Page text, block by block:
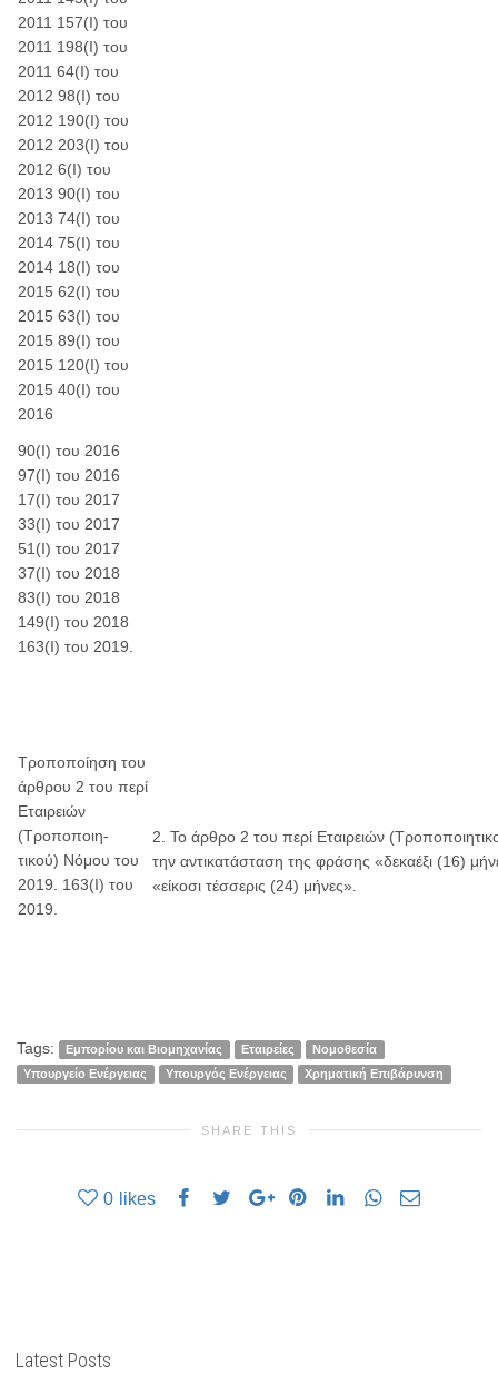
2011 157(Ι) του
2011 198(Ι) του
2011 64(Ι) του
2012 98(Ι) του
2012 190(Ι) του
2012 203(Ι) του
2012 6(Ι) του
2013 90(Ι) του
2013 74(Ι) του
2014 75(Ι) του
2014 18(Ι) του
2015 62(I) του
2015 63(Ι) του
2015 89(I) του
2015 120(I) του
2015 40(I) του
2016
90(I) του 2016
97(I) του 2016
17(I) του 2017
33(I) του 2017
51(I) του 2017
37(I) του 2018
83(Ι) του 2018
149(Ι) του 2018
163(Ι) του 2019.
Τροποποίηση του
άρθρου 2 του περί
Εταιρειών
(Τροποποιη-
τικού) Νόμου του
2019. 163(Ι) του
2019.
2. Το άρθρο 2 του περί Εταιρειών
την αντικατάσταση της φράσης «δεκαέξι (16)
«είκοσι τέσσερις (24) μήνες».
Tags: Εμπορίου και Βιομηχανίας Εταιρείες
Νομοθεσία
Υπουργείο Ενέργειας
Υπουργός Ενέργειας Χρηματική Επιβάρυνση
SHARE THIS
0 likes
Latest Posts